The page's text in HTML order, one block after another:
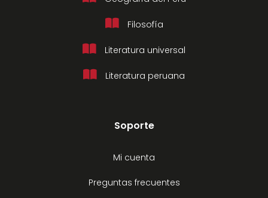
Filosofía
Literatura universal
Literatura peruana
Soporte
Mi cuenta
Preguntas frecuentes